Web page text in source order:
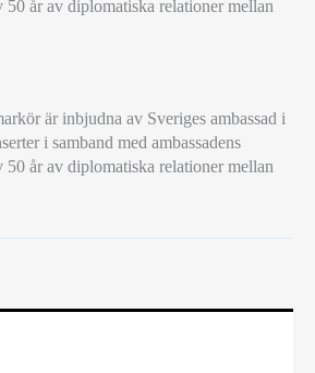
50 år av diplomatiska relationer mellan
är inbjudna av Sveriges ambassad i
i samband med ambassadens
50 år av diplomatiska relationer mellan